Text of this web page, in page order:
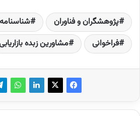
پژوهشگران و فناوران
فراخوانی
مشاورین زبده